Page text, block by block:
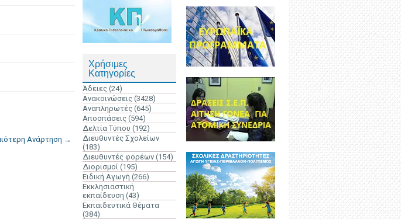
Ανάρτηση →
Χρήσιμες
Κατηγορίες
Άδειες (24)
Ανακοινώσεις (3428)
Αναπληρωτές (645)
Αποσπάσεις (594)
Δελτία Τύπου (192)
Διευθυντές Σχολείων
(183)
Διευθυντές φορέων (154)
Διορισμοί (195)
Ειδική Αγωγή (266)
Εκκλησιαστική
εκπαίδευση (43)
Εκπαιδευτικά Θέματα
(384)